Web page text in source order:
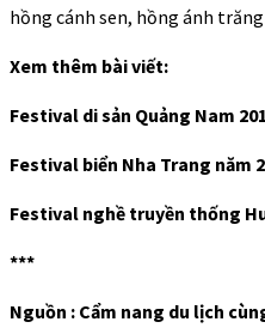
hồng cánh sen, hồng ánh
Xem thêm bài viết:
Festival di sản Quảng Nam
Festival biển Nha Trang năm
Festival nghề truyền thống
***
Nguồn : Cẩm nang du lịch